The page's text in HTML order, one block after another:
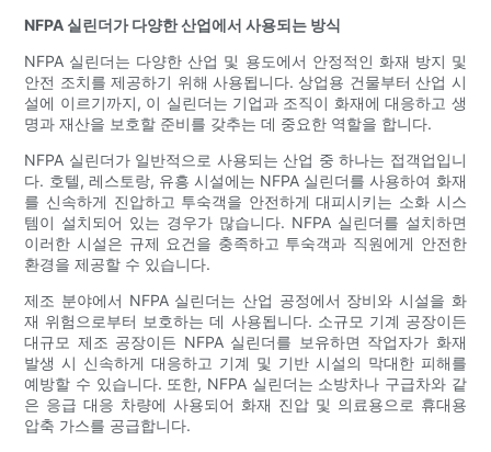
NFPA 실린더가 다양한 산업에서 사용되는 방식
NFPA 실린더는 다양한 산업 및 용도에서 안정적인 화재 방지 및
안전 조치를 제공하기 위해 사용됩니다. 상업용 건물부터 산업 시
설에 이르기까지, 이 실린더는 기업과 조직이 화재에 대응하고 생
명과 재산을 보호할 준비를 갖추는 데 중요한 역할을 합니다.
NFPA 실린더가 일반적으로 사용되는 산업 중 하나는 접객업입니
다. 호텔, 레스토랑, 유흥 시설에는 NFPA 실린더를 사용하여 화재
를 신속하게 진압하고 투숙객을 안전하게 대피시키는 소화 시스
템이 설치되어 있는 경우가 많습니다. NFPA 실린더를 설치하면
이러한 시설은 규제 요건을 충족하고 투숙객과 직원에게 안전한
환경을 제공할 수 있습니다.
제조 분야에서 NFPA 실린더는 산업 공정에서 장비와 시설을 화
재 위험으로부터 보호하는 데 사용됩니다. 소규모 기계 공장이든
대규모 제조 공장이든 NFPA 실린더를 보유하면 작업자가 화재
발생 시 신속하게 대응하고 기계 및 기반 시설의 막대한 피해를
예방할 수 있습니다. 또한, NFPA 실린더는 소방차나 구급차와 같
은 응급 대응 차량에 사용되어 화재 진압 및 의료용으로 휴대용
압축 가스를 공급합니다.